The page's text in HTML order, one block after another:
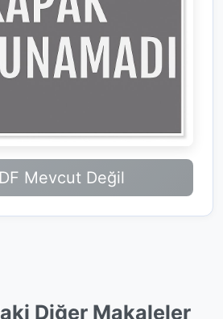
PDF Mevcut Değil
Diğer Makaleler